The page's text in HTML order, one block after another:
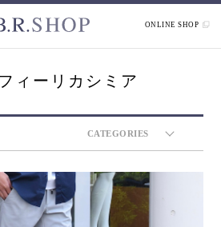
ONLINE SHOP
ィーリカシミア
CATEGORIES